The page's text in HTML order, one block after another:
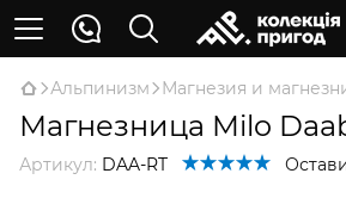
Альпинизм Магнезия и
Магнезница Milo
Артикул: DAA-RT